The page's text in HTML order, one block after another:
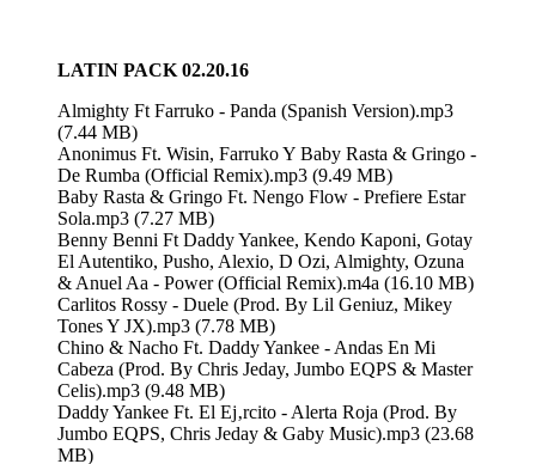
LATIN PACK 02.20.16
Almighty Ft Farruko - Panda (Spanish Version).mp3
(7.44 MB)
Anonimus Ft. Wisin, Farruko Y Baby Rasta & Gringo -
De Rumba (Official Remix).mp3 (9.49 MB)
Baby Rasta & Gringo Ft. Nengo Flow - Prefiere Estar
Sola.mp3 (7.27 MB)
Benny Benni Ft Daddy Yankee, Kendo Kaponi, Gotay
El Autentiko, Pusho, Alexio, D Ozi, Almighty, Ozuna
& Anuel Aa - Power (Official Remix).m4a (16.10 MB)
Carlitos Rossy - Duele (Prod. By Lil Geniuz, Mikey
Tones Y JX).mp3 (7.78 MB)
Chino & Nacho Ft. Daddy Yankee - Andas En Mi
Cabeza (Prod. By Chris Jeday, Jumbo EQPS & Master
Celis).mp3 (9.48 MB)
Daddy Yankee Ft. El Ej‚rcito - Alerta Roja (Prod. By
Jumbo EQPS, Chris Jeday & Gaby Music).mp3 (23.68
MB)